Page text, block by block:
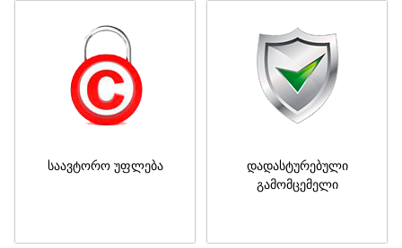
საავტორო უფლება
დადასტურებული
გამომცემელი